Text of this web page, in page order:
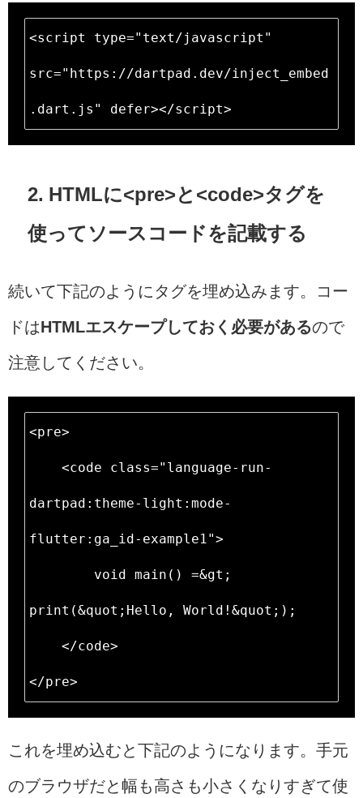
<script type="text/javascript"
src="https://dartpad.dev/inject_embed
.dart.js" defer></script>
2. HTMLに<pre>と<code>タグを
使ってソースコードを記載する
続いて下記のようにタグを埋め込みます。コー
ドは HTMLエスケープしておく必要があるので
注意してください。
<pre>
dartpad:theme-light:mode-
flutter:ga_id-example1">
print(&quot;Hello, World!&quot;);
</pre>
これを埋め込むと下記のようになります。手元
のブラウザだと幅も高さも小さくなりすぎて使